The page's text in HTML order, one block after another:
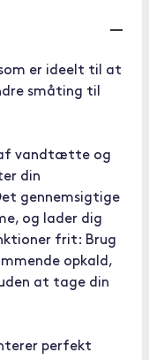
er ideelt til at
småting til
vandtætte og
din
gennemsigtige
og lader dig
frit: Brug
opkald,
at tage din
perfekt